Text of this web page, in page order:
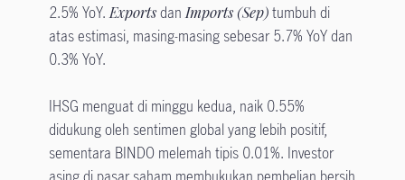
2.5% YoY.ExportsdanImports (Sep)tumbuh di
atas estimasi, masing-masing sebesar 5.7% YoY dan
0.3% YoY.
IHSG menguat di minggu kedua, naik 0.55%
didukung oleh sentimen global yang lebih positif,
sementara BINDO melemah tipis 0.01%. Investor